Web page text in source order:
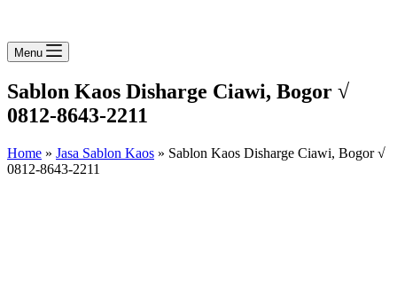
Menu
Sablon Kaos Disharge Ciawi, Bogor √
0812-8643-2211
Home » Jasa Sablon Kaos » Sablon Kaos Disharge Ciawi, Bogor √
0812-8643-2211